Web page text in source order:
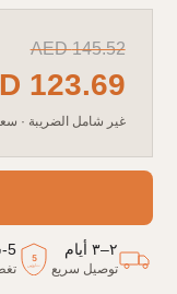
AED145.52
123.69
غير شامل الضريبة ·
٢–٣ أيام
توصيل سريع
5
سنوات
5
-
تأثيث مكتبي
الوصول إلى الأسعار